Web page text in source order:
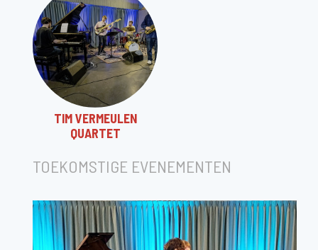
TIM VERMEULEN
QUARTET
TOEKOMSTIGE EVENEMENTEN